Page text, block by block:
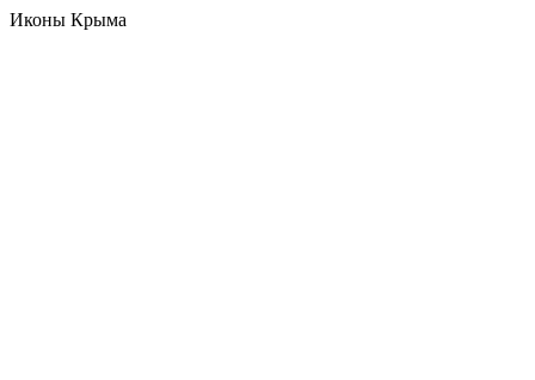
Иконы Крыма